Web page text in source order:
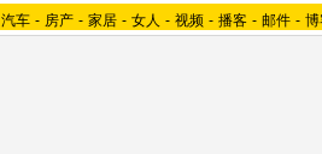
汽车 - 房产 - 家居 - 女人 - 视频 - 播客 - 邮件 -